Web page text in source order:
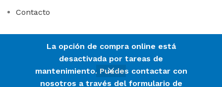
La opción de compra online está
desactivada por tareas de
mantenimiento. Puedes contactar con
nosotros a través del formulario de
Contacto
ADIAL HIGIENE 2023 CREADO POR102WEB. PREMIUM ONLINE
SOLUTIONS.